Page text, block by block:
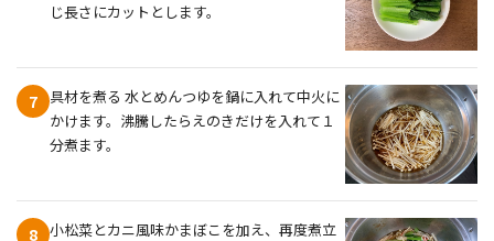
じ長さにカットとします。
7
具材を煮る 水とめんつゆを鍋に入れて中火に
かけます。沸騰したらえのきだけを入れて１
分煮ます。
8 小松菜とカニ風味かまぼこを加え、再度煮立